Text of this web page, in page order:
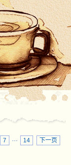
7 ··· 14 下一页